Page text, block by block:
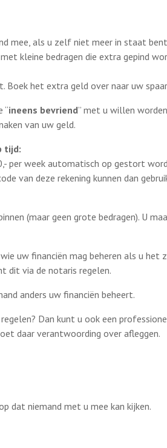
mee, als u zelf niet meer in staat
kleine bedragen die extra gepind
het extra geld over naar uw
“ineens bevriend” met u willen
van uw geld.
tijd:
per week automatisch op gestort
van deze rekening kunnen dan
(maar geen grote bedragen). U
uw financiën mag beheren als u
dit via de notaris regelen.
anders uw financiën beheert.
Dan kunt u ook een
daar verantwoording over afleggen.
dat niemand met u mee kan kijken.